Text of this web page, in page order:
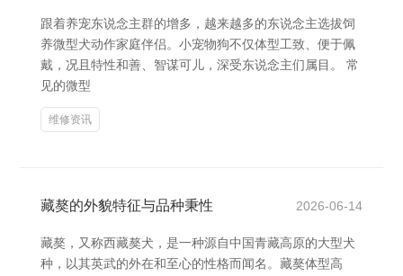
跟着养宠东说念主群的增多，越来越多的东说念主选拔饲
养微型犬动作家庭伴侣。小宠物狗不仅体型工致、便于佩
戴，况且特性和善、智谋可儿，深受东说念主们属目。 常
见的微型
维修资讯
藏獒的外貌特征与品种秉性 2026-06-14
藏獒，又称西藏獒犬，是一种源自中国青藏高原的大型犬
种，以其英武的外在和至心的性格而闻名。藏獒体型高